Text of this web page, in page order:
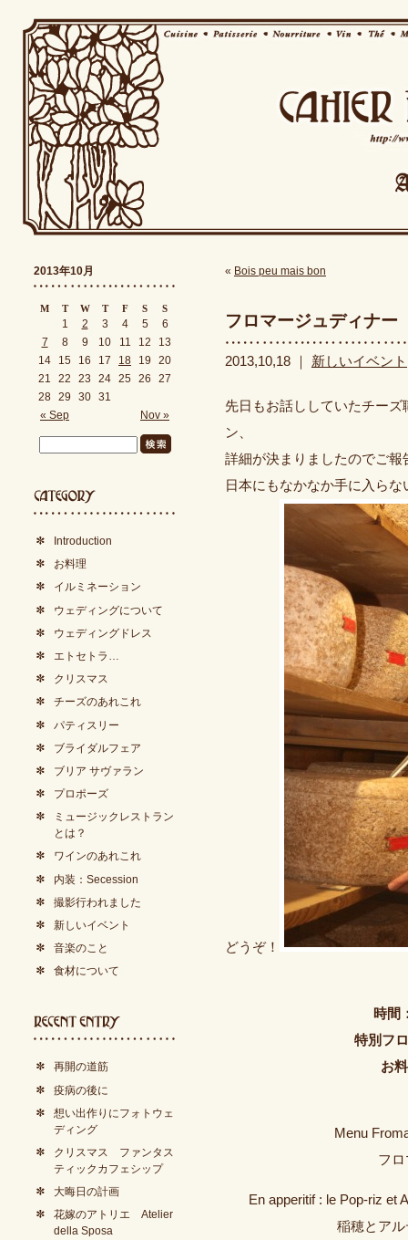
« Bois peu mais bon
フロマージュディナー
2013,10,18 ｜ 新しいイベント
先日もお話ししていたチー
ン、
詳細が決まりましたのでご報
日本にもなかなか手に入ら
どうぞ！
時間
特別フ
お
Menu
フ
En apperitif : le Pop-riz et
稲穂とア
2013年10月
M T W T F S S
« Sep Nov »
1 2 3 4 5
6
7
8 9 10 11 12
13
14
15 16 17 18 19
20
21
22 23 24 25 26
27
28 29 30 31
Introduction
お料理
イルミネーション
ウェディングについて
ウェディングドレス
エトセトラ…
クリスマス
チーズのあれこれ
パティスリー
ブライダルフェア
ブリア サヴァラン
プロポーズ
ミュージックレストラン
とは？
ワインのあれこれ
内装：Secession
撮影行われました
新しいイベント
音楽のこと
食材について
再開の道筋
疫病の後に
想い出作りにフォトウェ
ディング
クリスマス ファンタス
ティックカフェシップ
大晦日の計画
花嫁のアトリエ Atelier
della Sposa